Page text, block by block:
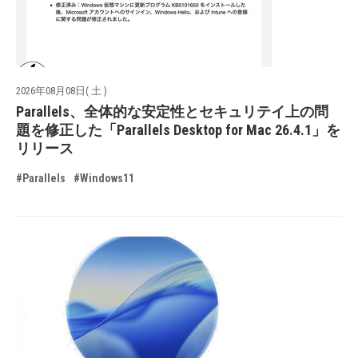
2026年08月08日( 土 )
Parallels、全体的な安定性とセキュリテイ上の問
題を修正した「Parallels Desktop for Mac 26.4.1」を
リリース
#Parallels #Windows11